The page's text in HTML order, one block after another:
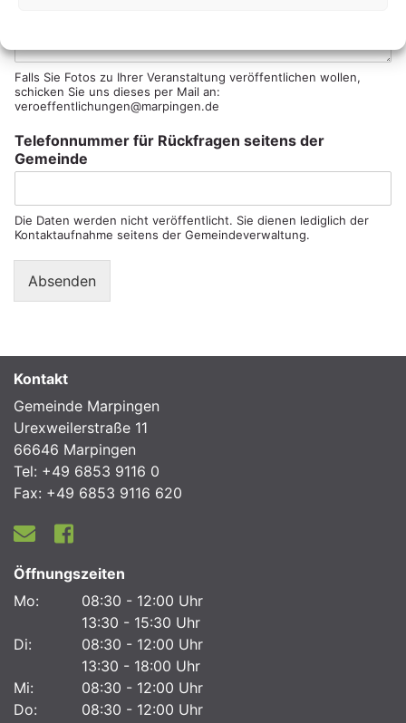
Falls Sie Fotos zu Ihrer Veranstaltung veröffentlichen wollen,
schicken Sie uns dieses per Mail an:
veroeffentlichungen@marpingen.de
Telefonnummer für Rückfragen seitens der
Gemeinde
Die Daten werden nicht veröffentlicht. Sie dienen lediglich der
Kontaktaufnahme seitens der Gemeindeverwaltung.
Absenden
Kontakt
Gemeinde Marpingen
Urexweilerstraße 11
66646 Marpingen
Tel: +49 6853 9116 0
Fax: +49 6853 9116 620
Öffnungszeiten
Mo:
08:30 - 12:00 Uhr
13:30 - 15:30 Uhr
Di:
08:30 - 12:00 Uhr
13:30 - 18:00 Uhr
Mi:
08:30 - 12:00 Uhr
Do:
08:30 - 12:00 Uhr